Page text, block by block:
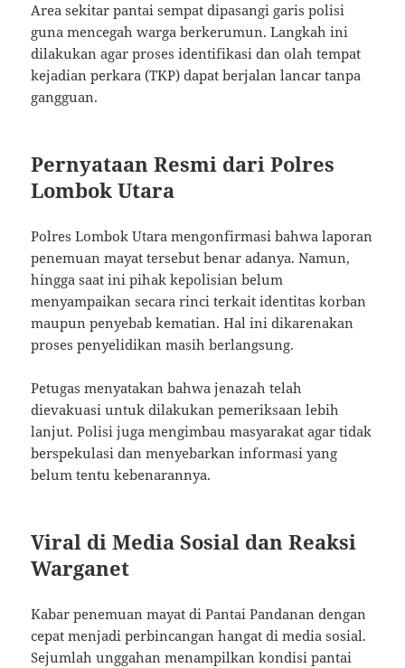
Area sekitar pantai sempat dipasangi garis polisi
guna mencegah warga berkerumun. Langkah ini
dilakukan agar proses identifikasi dan olah tempat
kejadian perkara (TKP) dapat berjalan lancar tanpa
gangguan.
Pernyataan Resmi dari Polres
Lombok Utara
Polres Lombok Utara mengonfirmasi bahwa laporan
penemuan mayat tersebut benar adanya. Namun,
hingga saat ini pihak kepolisian belum
menyampaikan secara rinci terkait identitas korban
maupun penyebab kematian. Hal ini dikarenakan
proses penyelidikan masih berlangsung.
Petugas menyatakan bahwa jenazah telah
dievakuasi untuk dilakukan pemeriksaan lebih
lanjut. Polisi juga mengimbau masyarakat agar tidak
berspekulasi dan menyebarkan informasi yang
belum tentu kebenarannya.
Viral di Media Sosial dan Reaksi
Warganet
Kabar penemuan mayat di Pantai Pandanan dengan
cepat menjadi perbincangan hangat di media sosial.
Sejumlah unggahan menampilkan kondisi pantai